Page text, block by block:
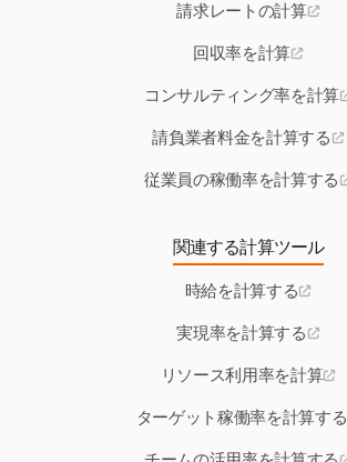
請求レートの計算
回収率を計算
コンサルティング率を計算
請負業者料金を計算する
従業員の稼働率を計算する
関連する計算ツール
時給を計算する
実現率を計算する
リソース利用率を計算
ターゲット稼働率を計算する